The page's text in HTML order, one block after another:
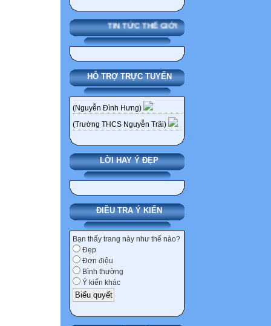
TIN TỨC THẾ GIỚI
HỖ TRỢ TRỰC TUYẾN
(Nguyễn Đình Hưng)
(Trường THCS Nguyễn Trãi)
LỜI HAY Ý ĐẸP
ĐIỀU TRA Ý KIẾN
Bạn thấy trang này như thế nào?
Đẹp
Đơn điệu
Bình thường
Ý kiến khác